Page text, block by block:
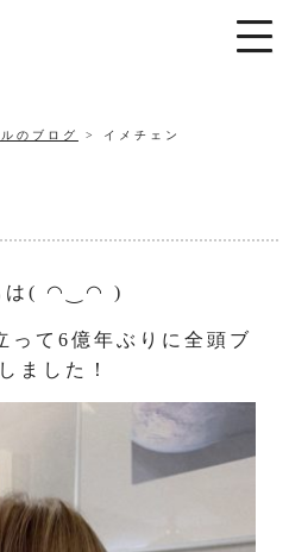
のブログ イメチェン
は( ◠‿◠ )
って6億年ぶりに全頭ブ
ました！